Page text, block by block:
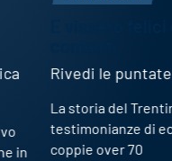
Rivedi le puntate
La storia del Trentino
testimonianze di
coppie over 70